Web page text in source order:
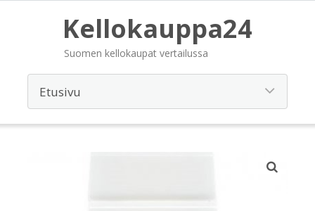
Kellokauppa24
Suomen kellokaupat vertailussa